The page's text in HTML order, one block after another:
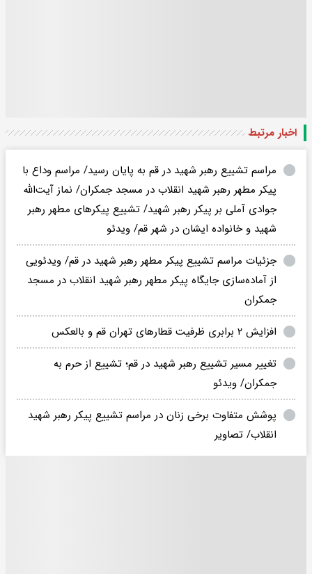
اخبار مرتبط
مراسم تشییع رهبر شهید در قم به پایان رسید/ مراسم وداع با
پیکر مطهر رهبر شهید انقلاب در مسجد جمکران/ نماز آیت‌الله
جوادی آملی بر پیکر رهبر شهید/ تشییع پیکرهای مطهر رهبر
شهید و خانواده ایشان در شهر قم/ ویدئو
جزئیات مراسم تشییع پیکر مطهر رهبر شهید در قم/ ویدئویی
از آماده‌سازی جایگاه پیکر مطهر رهبر شهید انقلاب در مسجد
جمکران
افزایش ۲ برابری ظرفیت قطارهای تهران قم و بالعکس
تغییر مسیر تشییع رهبر شهید در قم؛ تشییع از حرم به
جمکران/ ویدئو
پوشش متفاوت برخی زنان در مراسم تشییع پیکر رهبر شهید
انقلاب/ تصاویر